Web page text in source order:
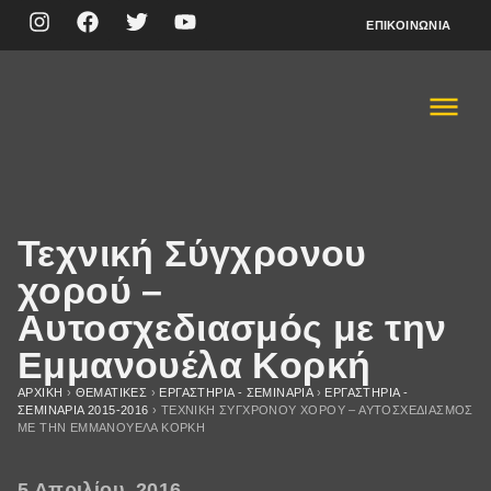
ΕΠΙΚΟΙΝΩΝΊΑ
Τεχνική Σύγχρονου
χορού –
Αυτοσχεδιασμός με την
Εμμανουέλα Κορκή
ΑΡΧΙΚΉ › ΘΕΜΑΤΙΚΈΣ › ΕΡΓΑΣΤΗΡΙΑ - ΣΕΜΙΝΑΡΙΑ› ΕΡΓΑΣΤΗΡΙΑ -
ΣΕΜΙΝΑΡΙA 2015-2016 › ΤΕΧΝΙΚΉ ΣΎΓΧΡΟΝΟΥ ΧΟΡΟΎ – ΑΥΤΟΣΧΕΔΙΑΣΜΌΣ
ΜΕ ΤΗΝ ΕΜΜΑΝΟΥΈΛΑ ΚΟΡΚΉ